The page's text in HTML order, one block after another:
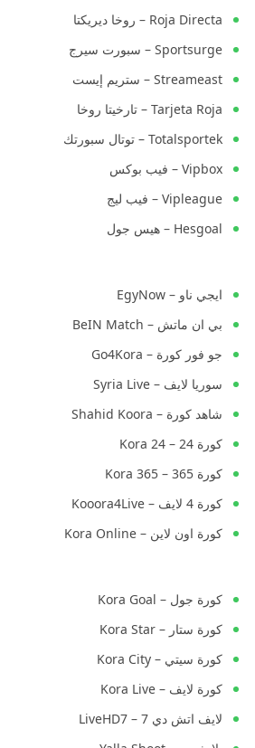
Roja Directa – روخا ديريكتا
Sportsurge – سبورت سيرج
Streameast – ستريم إيست
Tarjeta Roja – تارخيتا روخا
Totalsportek – توتال سبورتك
Vipbox – فيب بوكس
Vipleague – فيب ليج
Hesgoal – هيس جول
ايجي ناو – EgyNow
بي ان ماتش – BeIN Match
جو فور كورة – Go4Kora
سوريا لايف – Syria Live
شاهد كورة – Shahid Koora
كورة 24 – Kora 24
كورة 365 – Kora 365
كورة 4 لايف – Kooora4Live
كورة اون لاين – Kora Online
كورة جول – Kora Goal
كورة ستار – Kora Star
كورة سيتي – Kora City
كورة لايف – Kora Live
لايف اتش دي 7 – LiveHD7